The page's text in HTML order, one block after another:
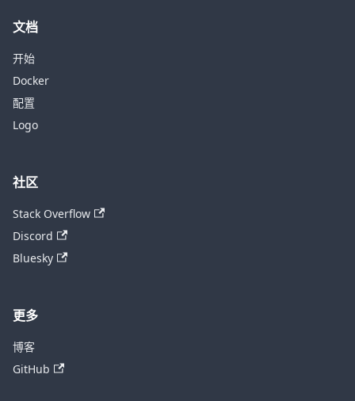
文档
开始
Docker
配置
Logo
社区
Stack Overflow
Discord
Bluesky
更多
博客
GitHub